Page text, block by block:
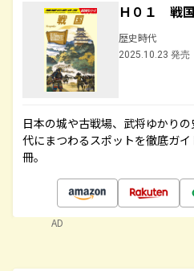
Ｈ０１ 戦国
歴史時代
2025.10.23 発売
日本の城や古戦場、武将ゆかり
代にまつわるスポットを徹底ガ
冊。
AD